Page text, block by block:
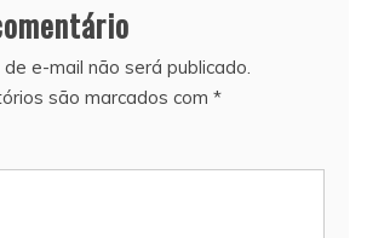
e-mail não será publicado.
são marcados com *